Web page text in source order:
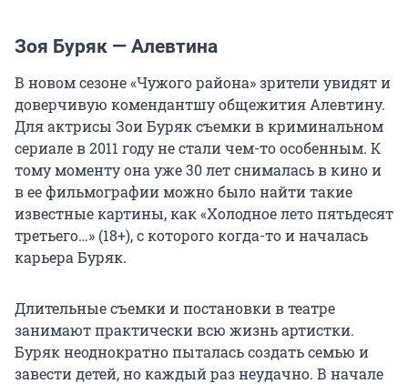
Зоя Буряк — Алевтина
В новом сезоне «Чужого района» зрители увидят и
доверчивую комендантшу общежития Алевтину.
Для актрисы Зои Буряк съемки в криминальном
сериале в 2011 году не стали чем-то особенным. К
тому моменту она уже 30 лет снималась в кино и
в ее фильмографии можно было найти такие
известные картины, как «Холодное лето пятьдесят
третьего…» (18+), с которого когда-то и началась
карьера Буряк.
Длительные съемки и постановки в театре
занимают практически всю жизнь артистки.
Буряк неоднократно пыталась создать семью и
завести детей, но каждый раз неудачно. В начале